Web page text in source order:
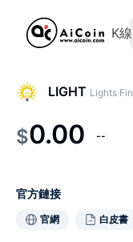
K線
LIGHT Lights
$0.00 --
官方鏈接
官網 白皮書